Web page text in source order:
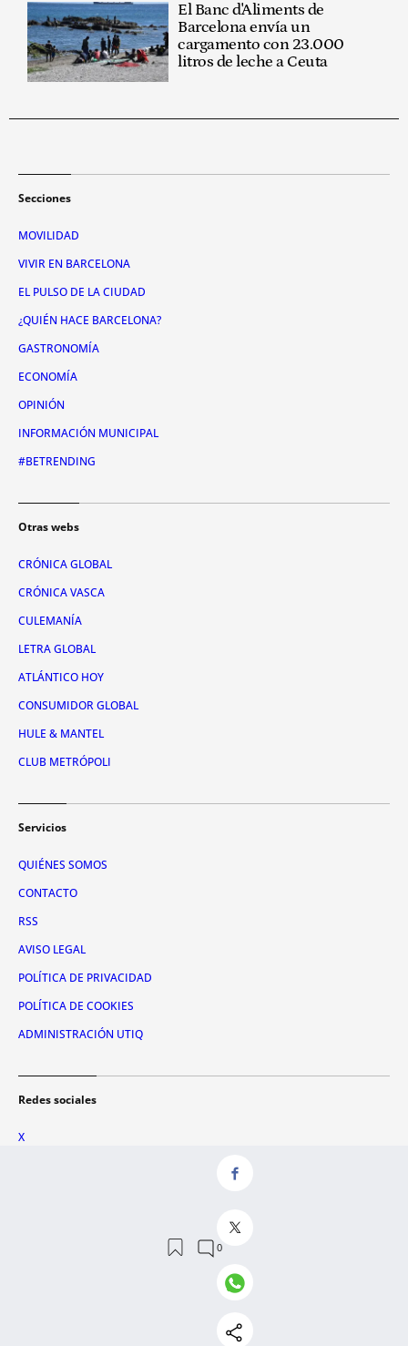
El Banc d'Aliments de
Barcelona envía un
cargamento con 23.000
litros de leche a Ceuta
Secciones
MOVILIDAD
VIVIR EN BARCELONA
EL PULSO DE LA CIUDAD
¿QUIÉN HACE BARCELONA?
GASTRONOMÍA
ECONOMÍA
OPINIÓN
INFORMACIÓN MUNICIPAL
#BETRENDING
Otras webs
CRÓNICA GLOBAL
CRÓNICA VASCA
CULEMANÍA
LETRA GLOBAL
ATLÁNTICO HOY
CONSUMIDOR GLOBAL
HULE & MANTEL
CLUB METRÓPOLI
Servicios
QUIÉNES SOMOS
CONTACTO
RSS
AVISO LEGAL
POLÍTICA DE PRIVACIDAD
POLÍTICA DE COOKIES
ADMINISTRACIÓN UTIQ
Redes sociales
X
© 2026 Metrópoli Abierta, SLU